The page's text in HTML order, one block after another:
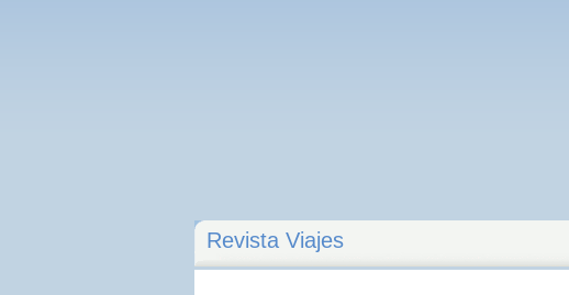
Revista Viajes